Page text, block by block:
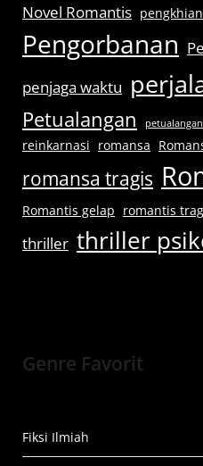
Novel Romantis
Pengorbanan
penjaga waktu
Petualangan
reinkarnasi romansa
romansa tragis
Romantis gelap romantis
thriller thriller
Genre Favorit
Fiksi Ilmiah